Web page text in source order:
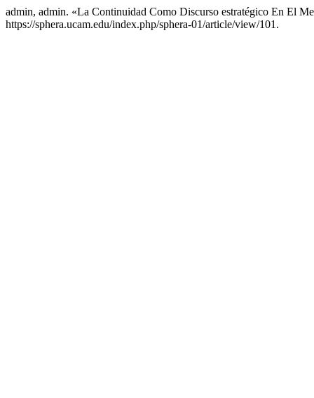
admin, admin. «La Continuidad Como Discurso estratégico En El
https://sphera.ucam.edu/index.php/sphera-01/article/view/101.